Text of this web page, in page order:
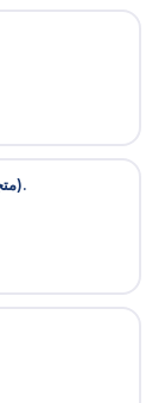
Super market al baraka. ( متجر البركة).